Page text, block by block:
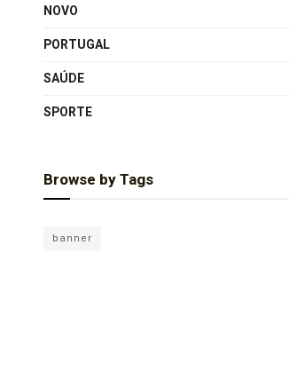
NOVO
PORTUGAL
SAÚDE
SPORTE
Browse by Tags
banner